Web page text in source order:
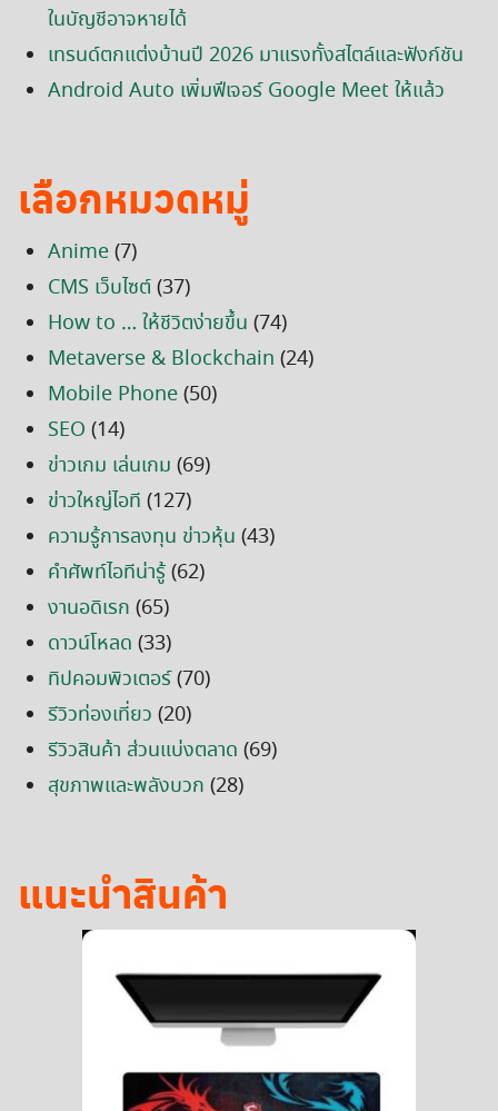
ในบัญชีอาจหายได้
เทรนด์ตกแต่งบ้านปี 2026 มาแรงทั้งสไตล์และฟังก์ชัน
Android Auto เพิ่มฟีเจอร์ Google Meet ให้แล้ว
เลือกหมวดหมู่
Anime(7)
CMS เว็บไซต์(37)
How to … ให้ชีวิตง่ายขึ้น (74)
Metaverse & Blockchain (24)
Mobile Phone(50)
SEO (14)
ข่าวเกม เล่นเกม (69)
ข่าวใหญ่ไอที (127)
ความรู้การลงทุน ข่าวหุ้น (43)
คำศัพท์ไอทีน่ารู้(62)
งานอดิเรก (65)
ดาวน์โหลด (33)
ทิปคอมพิวเตอร์(70)
รีวิวท่องเที่ยว (20)
รีวิวสินค้า ส่วนแบ่งตลาด (69)
สุขภาพและพลังบวก (28)
แนะนำสินค้า